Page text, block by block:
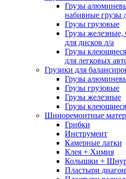
Грузы
набивные грузы
Грузы грузовые
Грузы железные,
для дисков л/а
Грузы
для легковых
Грузики для
Грузы
Грузы грузовые
Грузы железные
Грузы клеющиеся
Шиноремонтные
Грибки
Инструмент
Камерные латки
Клея + Химия
Колышки +
Пластыри